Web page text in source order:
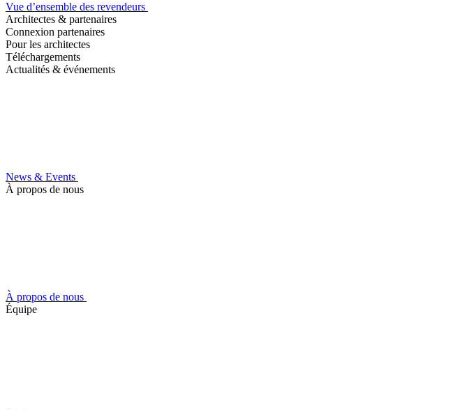
Vue d’ensemble des revendeurs
Architectes & partenaires
Connexion partenaires
Pour les architectes
Téléchargements
Actualités & événements
News & Events
À propos de nous
À propos de nous
Équipe